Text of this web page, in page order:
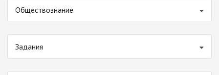
Обществознание
Задания